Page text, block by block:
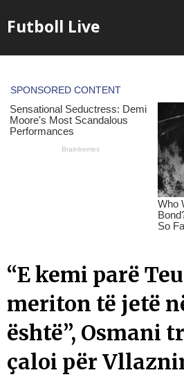
toFutboll Live
“E kemi parë
meriton të jetë
është”, Osmani
çaloi për